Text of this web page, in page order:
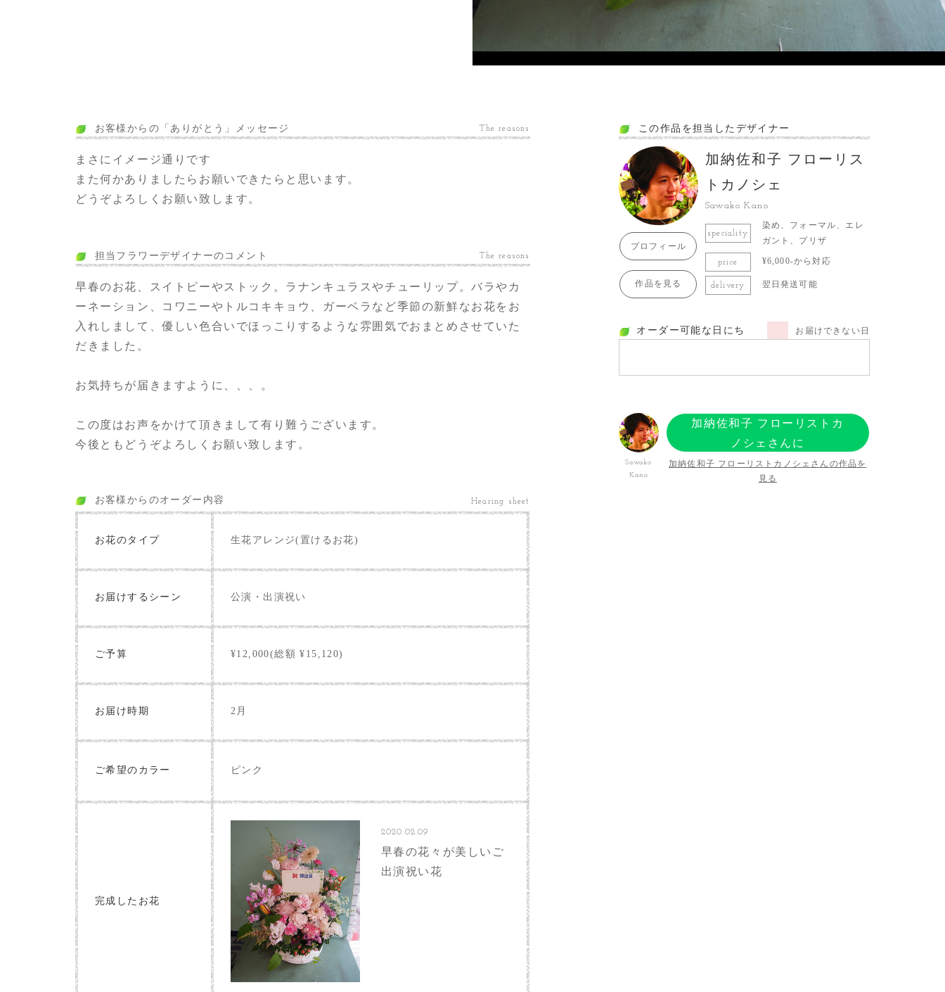
お客様からの「ありがとう」メッセージ The reasons
まさにイメージ通りです
また何かありましたらお願いできたらと思います。
どうぞよろしくお願い致します。
担当フラワーデザイナーのコメント The reasons
早春のお花、スイトピーやストック。ラナンキュラスやチューリップ。バラやカ
ーネーション、コワニーやトルコキキョウ、ガーベラなど季節の新鮮なお花をお
入れしまして、優しい色合いでほっこりするような雰囲気でおまとめさせていた
だきました。
お気持ちが届きますように、、、。
この度はお声をかけて頂きまして有り難うございます。
今後ともどうぞよろしくお願い致します。
お客様からのオーダー内容 Hearing sheet
お花のタイプ 生花アレンジ(置けるお花)
お届けするシーン 公演・出演祝い
ご予算 ¥12,000(総額 ¥15,120)
お届け時期 2月
ご希望のカラー ピンク
完成したお花
2020.02.09
早春の花々が美しいご
出演祝い花
この作品を担当したデザイナー
プロフィール
作品を見る
加納佐和子 フローリス
トカノシェ
Sawako Kano
speciality
染め、フォーマル、エレ
ガント、プリザ
price ¥6,000-から対応
delivery 翌日発送可能
オーダー可能な日にち お届けできない日
Sawako
Kano
加納佐和子 フローリストカ
ノシェさんに
オーダーする
加納佐和子 フローリストカノシェさんの作品を
見る